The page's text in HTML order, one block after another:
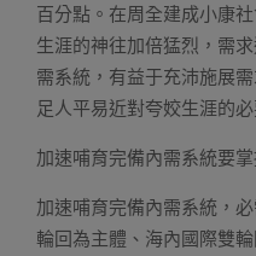
百分點。在周全建成小康
生涯的神往加倍猛烈，需
需系統，有益于充沛施展
足人平易近對夸姣生涯的必
加速哺育完備內需系統要
加速哺育完備內需系統，
輪回為主體、海內國際雙